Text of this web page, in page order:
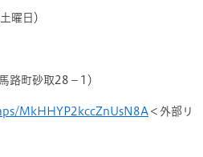
曜日）
町砂取28－1）
MkHHYP2kccZnUsN8A ＜外部リ